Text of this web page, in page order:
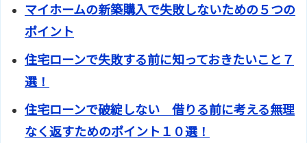
マイホームの新築購入で失敗しないための５つの
ポイント
住宅ローンで失敗する前に知っておきたいこと７
選！
住宅ローンで破綻しない 借りる前に考える無理
なく返すためのポイント１０選！